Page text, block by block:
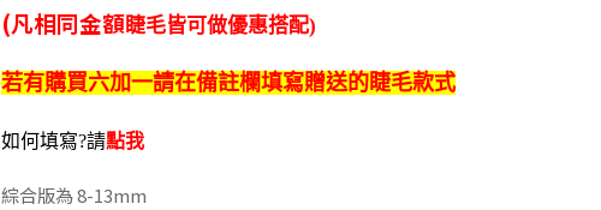
(凡相同金額睫毛皆可做優惠搭配)
若有購買六加一請在備註欄填寫贈送的睫毛款式
如何填寫?請點我
綜合版為 8-13mm